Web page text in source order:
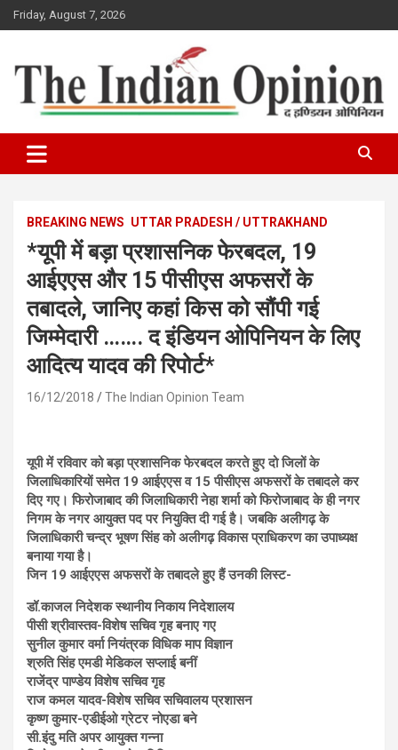
Skip
to
Friday, August 7, 2026
Indian Opinion News
BREAKING NEWS UTTAR PRADESH / UTTRAKHAND
*यूपी में बड़ा प्रशासनिक फेरबदल, 19
आईएएस और 15 पीसीएस अफसरों के
तबादले, जानिए कहां किस को सौंपी गई
जिम्मेदारी ……. द इंडियन ओपिनियन के लिए
आदित्य यादव की रिपोर्ट*
16/12/2018 The Indian Opinion Team
यूपी में रविवार को बड़ा प्रशासनिक फेरबदल करते हुए दो जिलों के
जिलाधिकारियों समेत 19 आईएएस व 15 पीसीएस अफसरों के तबादले कर
दिए गए। फिरोजाबाद की जिलाधिकारी नेहा शर्मा को फिरोजाबाद के ही नगर
निगम के नगर आयुक्त पद पर नियुक्ति दी गई है। जबकि अलीगढ़ के
जिलाधिकारी चन्द्र भूषण सिंह को अलीगढ़ विकास प्राधिकरण का उपाध्यक्ष
बनाया गया है।
जिन 19 आईएएस अफसरों के तबादले हुए हैं उनकी लिस्ट-
डॉ.काजल निदेशक स्थानीय निकाय निदेशालय
पीसी श्रीवास्तव-विशेष सचिव गृह बनाए गए
सुनील कुमार वर्मा नियंत्रक विधिक माप विज्ञान
श्रुति सिंह एमडी मेडिकल सप्लाई बनीं
राजेंद्र पाण्डेय विशेष सचिव गृह
राज कमल यादव-विशेष सचिव सचिवालय प्रशासन
कृष्ण कुमार-एडीईओ ग्रेटर नोएडा बने
सी.इंदु मति अपर आयुक्त गन्ना